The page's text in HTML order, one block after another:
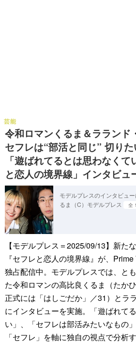
令和ロマンくるま＆ラランド
セフレは“部活と同じ” 切り
「遊ばれてるとは思わなく
と恋人の境界線」インタビュ
芸能
モデルプレスのインタビュ
るま（C）モデルプレス
全
【モデルプレス＝2025/09/13】新た
『セフレと恋人の境界線』が、
独占配信中。モデルプレスでは、と
た令和ロマンの高比良くるま（たか
正式には「はしごだか」／31）とラ
にインタビューを実施。「遊ばれて
い」、「セフレは部活みたいなもの
「セフレ」を軸に独自の視点で分析